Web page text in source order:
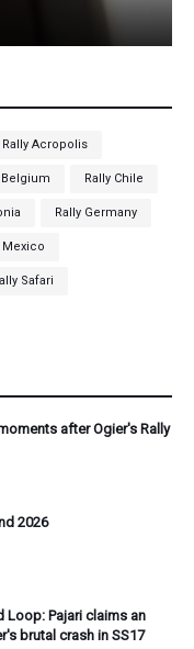
Rally Acropolis
Belgium Rally Chile
Rally Germany
Mexico
Safari
after Ogier's Rally
2026
Loop: Pajari claims an
brutal crash in SS17